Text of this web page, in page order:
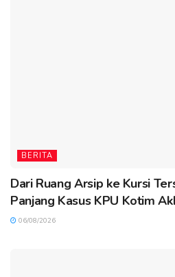
BERITA
Dari Ruang Arsip ke Kursi
Panjang Kasus KPU Kotim
06/08/2026